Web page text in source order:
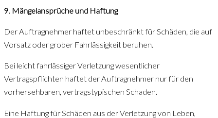
9. Mängelansprüche und Haftung
Der Auftragnehmer haftet unbeschränkt für Schäden, die auf
Vorsatz oder grober Fahrlässigkeit beruhen.
Bei leicht fahrlässiger Verletzung wesentlicher
Vertragspflichten haftet der Auftragnehmer nur für den
vorhersehbaren, vertragstypischen Schaden.
Eine Haftung für Schäden aus der Verletzung von Leben,